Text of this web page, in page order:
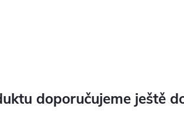
doporučujeme ještě